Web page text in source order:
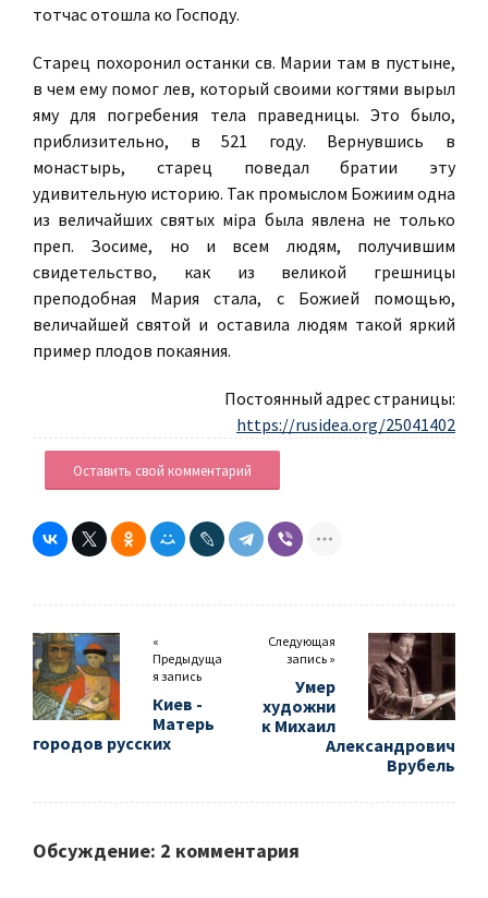
тотчас отошла ко Господу.
Старец похоронил останки св. Марии там в пустыне,
в чем ему помог лев, который своими когтями вырыл
яму для погребения тела праведницы. Это было,
приблизительно, в 521 году. Вернувшись в
монастырь, старец поведал братии эту
удивительную историю. Так промыслом Божиим одна
из величайших святых мiра была явлена не только
преп. Зосиме, но и всем людям, получившим
свидетельство, как из великой грешницы
преподобная Мария стала, с Божией помощью,
величайшей святой и оставила людям такой яркий
пример плодов покаяния.
Постоянный адрес страницы:
https://rusidea.org/25041402
Оставить свой комментарий
«
Предыдуща
я запись
Киев -
Матерь
городов русских
Следующая
запись »
Умер
художни
к Михаил
Александрович
Врубель
Обсуждение: 2 комментария